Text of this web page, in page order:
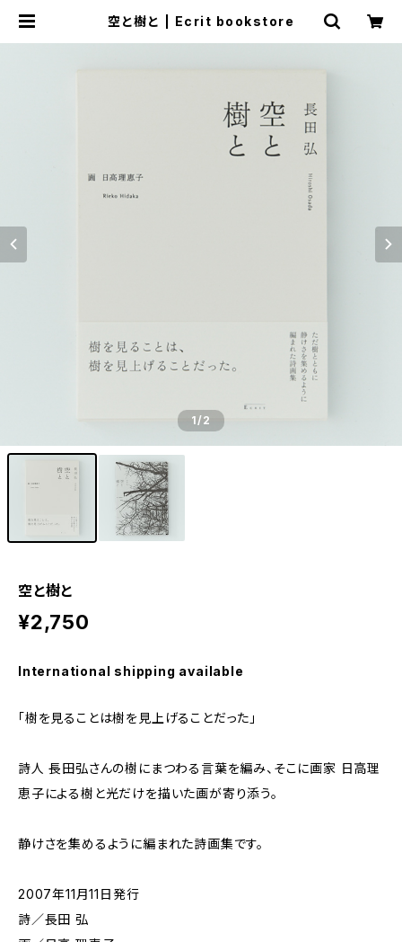
空と樹と | Ecrit bookstore
1/2
空と樹と
¥2,750
International shipping available
「樹を見ることは樹を見上げることだった」
詩人 長田弘さんの樹にまつわる言葉を編み、そこに画家 日高理
恵子による樹と光だけを描いた画が寄り添う。
静けさを集めるように編まれた詩画集です。
2007年11月11日発行
詩／長田 弘